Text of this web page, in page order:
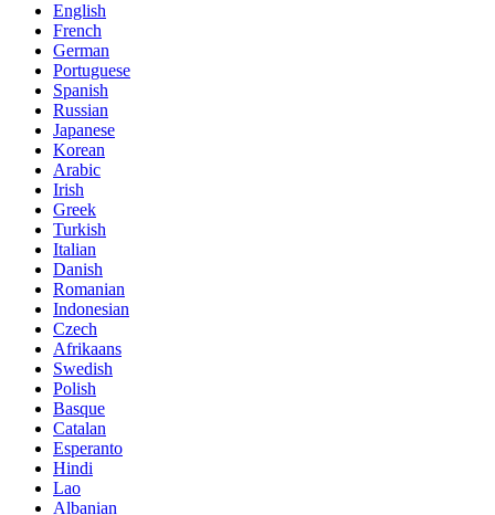
English
French
German
Portuguese
Spanish
Russian
Japanese
Korean
Arabic
Irish
Greek
Turkish
Italian
Danish
Romanian
Indonesian
Czech
Afrikaans
Swedish
Polish
Basque
Catalan
Esperanto
Hindi
Lao
Albanian